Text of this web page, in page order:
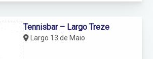
Largo 13 de Maio
Tennisbar – Largo Treze